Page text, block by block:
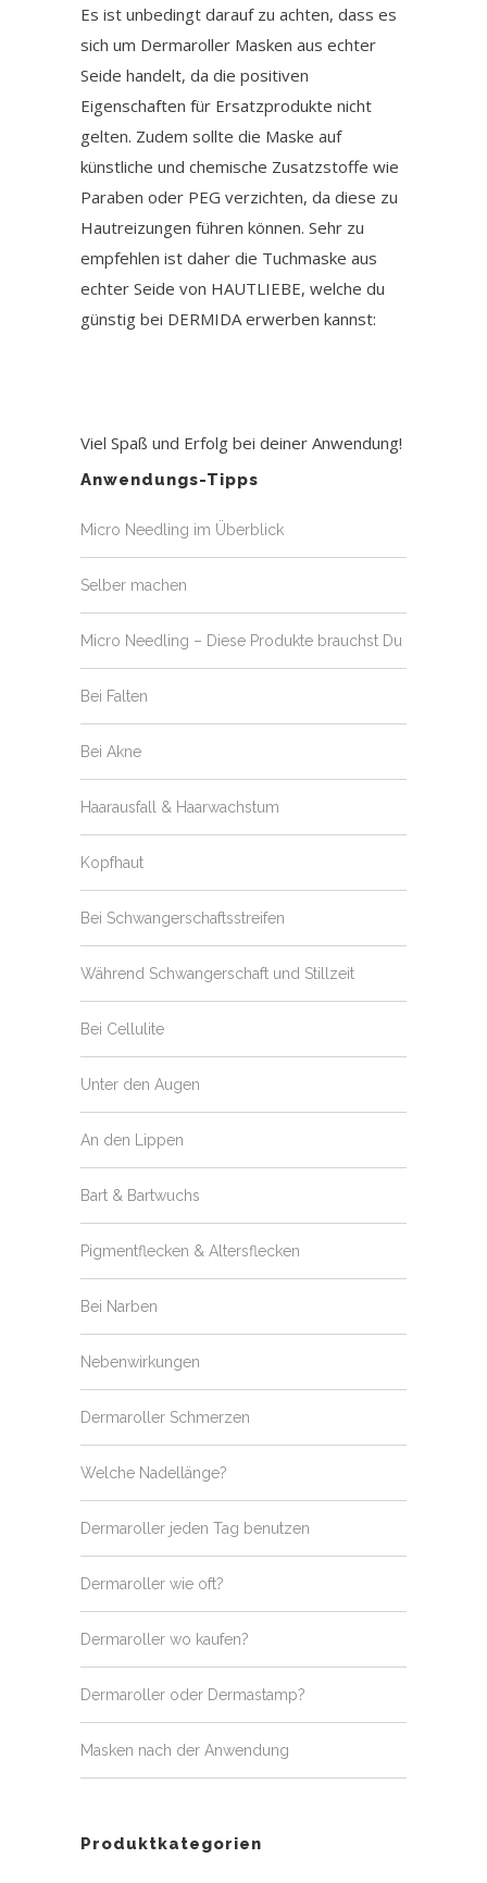
Es ist unbedingt darauf zu achten, dass es
sich um Dermaroller Masken aus echter
Seide handelt, da die positiven
Eigenschaften für Ersatzprodukte nicht
gelten. Zudem sollte die Maske auf
künstliche und chemische Zusatzstoffe wie
Paraben oder PEG verzichten, da diese zu
Hautreizungen führen können. Sehr zu
empfehlen ist daher die Tuchmaske aus
echter Seide von HAUTLIEBE, welche du
günstig bei DERMIDA erwerben kannst:
Viel Spaß und Erfolg bei deiner Anwendung!
Anwendungs-Tipps
Micro Needling im Überblick
Selber machen
Micro Needling – Diese Produkte brauchst Du
Bei Falten
Bei Akne
Haarausfall & Haarwachstum
Kopfhaut
Bei Schwangerschaftsstreifen
Während Schwangerschaft und Stillzeit
Bei Cellulite
Unter den Augen
An den Lippen
Bart & Bartwuchs
Pigmentflecken & Altersflecken
Bei Narben
Nebenwirkungen
Dermaroller Schmerzen
Welche Nadellänge?
Dermaroller jeden Tag benutzen
Dermaroller wie oft?
Dermaroller wo kaufen?
Dermaroller oder Dermastamp?
Masken nach der Anwendung
Produktkategorien